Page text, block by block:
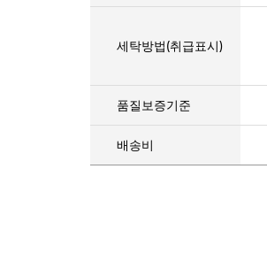
세탁방법(취급표시)
품질보증기준
배송비